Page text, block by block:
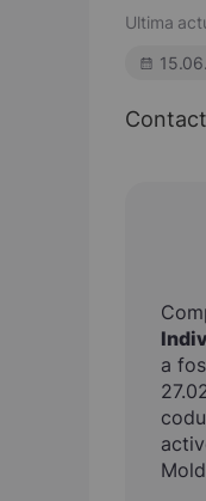
Ultima
a